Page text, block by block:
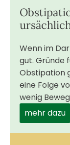
Wenn im
gut. Gründe
Obstipation
eine Folge
wenig
mehr dazu